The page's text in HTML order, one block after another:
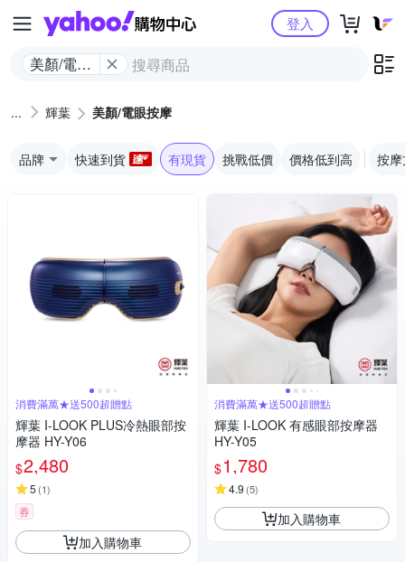
Yahoo購物中心
美顏/電眼
登入
輝葉 美顏/電眼按摩
品牌 快速到貨 有現貨 挑戰低價 價格低到高 按
消費滿萬★送500超贈點
輝葉 I-LOOK PLUS冷熱眼部按
摩器 HY-Y06
$2,480
5 (1)
券
加入購物車
消費滿萬★送500超贈點
輝葉 I-LOOK 有感眼部按摩器
HY-Y05
$1,780
4.9 (5)
加入購物車